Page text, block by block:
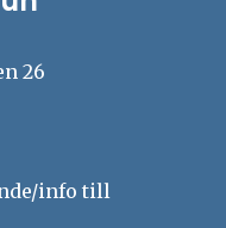
26
info till